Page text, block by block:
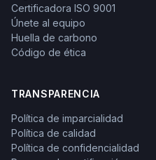
Certificadora ISO 9001
Únete al equipo
Huella de carbono
Código de ética
TRANSPARENCIA
Política de imparcialidad
Política de calidad
Política de confidencialidad